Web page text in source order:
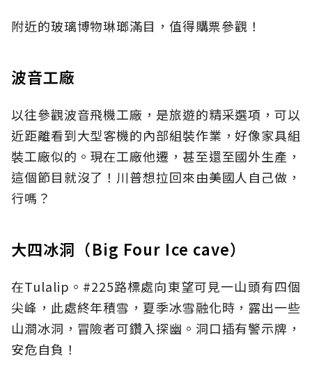
附近的玻璃博物琳瑯滿目，值得購票參觀！
波音工廠
以往參觀波音飛機工廠，是旅遊的精采選項，可以
近距離看到大型客機的內部組裝作業，好像家具組
裝工廠似的。現在工廠他遷，甚至還至國外生產，
這個節目就沒了！川普想拉回來由美國人自己做，
行嗎？
大四冰洞（Big Four Ice cave）
在Tulalip。#225路標處向東望可見一山頭有四個
尖峰，此處終年積雪，夏季冰雪融化時，露出一些
山澗冰洞，冒險者可鑽入探幽。洞口插有警示牌，
安危自負！